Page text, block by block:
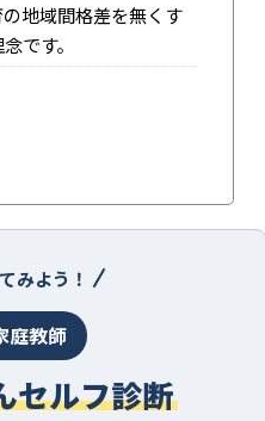
地域間格差を無くす
です。
みよう！
庭教師
セルフ診断